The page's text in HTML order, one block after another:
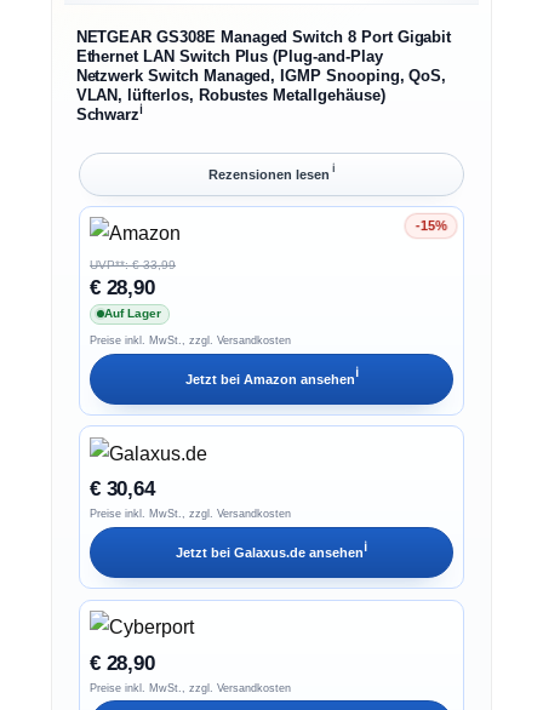
NETGEAR GS308E Managed Switch 8 Port Gigabit
Ethernet LAN Switch Plus (Plug-and-Play
Netzwerk Switch Managed, IGMP Snooping, QoS,
VLAN, lüfterlos, Robustes Metallgehäuse)
Schwarzℹ︎
Rezensionen lesen ℹ︎
-15%
Ersparnis 15%
UVP**: € 33,99
€ 28,90
Auf Lager
Preise inkl. MwSt., zzgl. Versandkosten
Jetzt bei Amazon ansehenℹ︎
€ 30,64
Preise inkl. MwSt., zzgl. Versandkosten
Jetzt bei Galaxus.de ansehenℹ︎
€ 28,90
Preise inkl. MwSt., zzgl. Versandkosten